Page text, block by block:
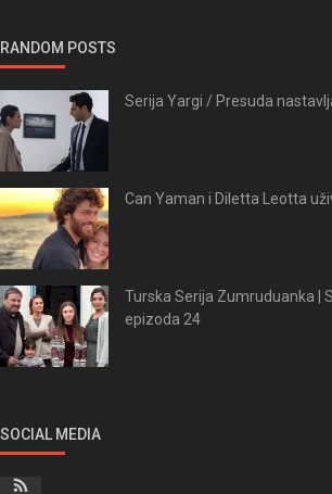
RANDOM POSTS
Serija Yargi / Presuda
Can Yaman i Diletta Leotta
Turska Serija Zumruduanka |
epizoda 24
SOCIAL MEDIA